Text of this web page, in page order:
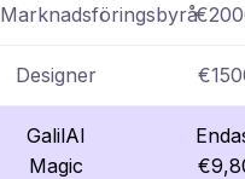
Marknadsföringsbyrå
Designer
GalilAI
Magic